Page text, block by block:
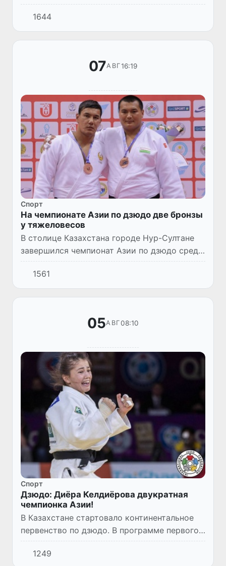
таэквондо. Представители сборной
Узбекистана по единоборствам завоевали 2
золотые, 1 серебряную и 3 бронзовые
медали...
1644
07АВГ16:19
Спорт
На чемпионате Азии по дзюдо две бронзы
у тяжеловесов
В столице Казахстана городе Нур-Султане
завершился чемпионат Азии по дзюдо среди
взрослых. Вчера наши спортсмены
завоевали две бронзовые награды в весе
свыше 100 кг.
1561
05АВГ08:10
Спорт
Дзюдо: Диёра Келдиёрова двукратная
чемпионка Азии!
В Казахстане стартовало континентальное
первенство по дзюдо. В программе первого
дня на подиум поднялись три отечественных
атлета.
1249